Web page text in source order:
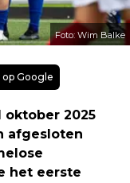
Foto: Wim Balke
Google
oktober 2025
afgesloten
het eerste